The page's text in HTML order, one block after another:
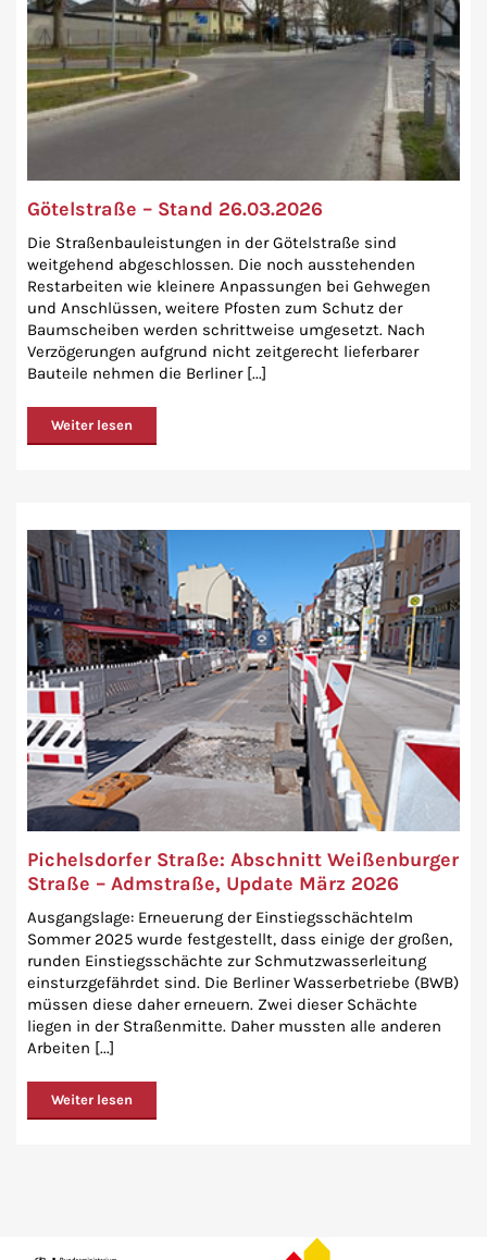
Götelstraße – Stand 26.03.2026
Die Straßenbauleistungen in der Götelstraße sind
weitgehend abgeschlossen. Die noch ausstehenden
Restarbeiten wie kleinere Anpassungen bei Gehwegen
und Anschlüssen, weitere Pfosten zum Schutz der
Baumscheiben werden schrittweise umgesetzt. Nach
Verzögerungen aufgrund nicht zeitgerecht lieferbarer
Bauteile nehmen die Berliner [...]
Weiter lesen
Pichelsdorfer Straße: Abschnitt Weißenburger
Straße – Admstraße, Update März 2026
Ausgangslage: Erneuerung der EinstiegsschächteIm
Sommer 2025 wurde festgestellt, dass einige der großen,
runden Einstiegsschächte zur Schmutzwasserleitung
einsturzgefährdet sind. Die Berliner Wasserbetriebe (BWB)
müssen diese daher erneuern. Zwei dieser Schächte
liegen in der Straßenmitte. Daher mussten alle anderen
Arbeiten [...]
Weiter lesen